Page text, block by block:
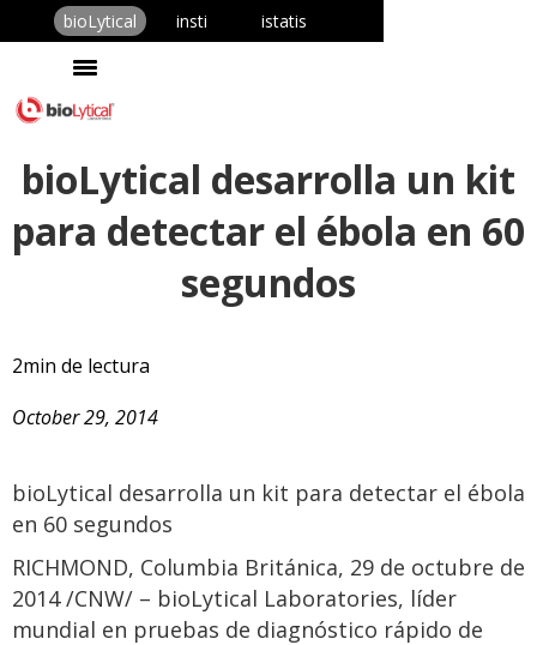
bioLytical insti istatis
bioLytical desarrolla un kit
para detectar el ébola en 60
segundos
2min de lectura
October 29, 2014
bioLytical desarrolla un kit para detectar el ébola
en 60 segundos
RICHMOND, Columbia Británica, 29 de octubre de
2014 /CNW/ – bioLytical Laboratories, líder
mundial en pruebas de diagnóstico rápido de